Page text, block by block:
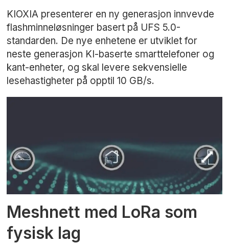
KIOXIA presenterer en ny generasjon innvevde
flashminneløsninger basert på UFS 5.0-
standarden. De nye enhetene er utviklet for
neste generasjon KI-baserte smarttelefoner og
kant-enheter, og skal levere sekvensielle
lesehastigheter på opptil 10 GB/s.
Meshnett med LoRa som
fysisk lag